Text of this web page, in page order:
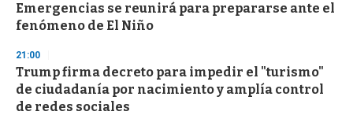
Emergencias se reunirá para prepararse ante el
fenómeno de El Niño
21:00
Trump firma decreto para impedir el "turismo"
de ciudadanía por nacimiento y amplía control
de redes sociales